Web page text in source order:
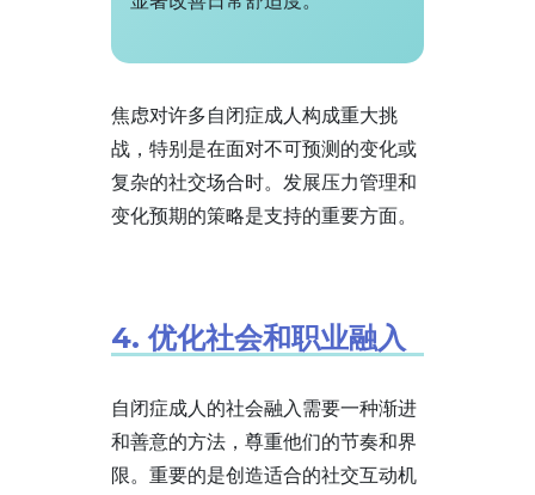
焦虑对许多自闭症成人构成重大挑
战，特别是在面对不可预测的变化或
复杂的社交场合时。发展压力管理和
变化预期的策略是支持的重要方面。
4. 优化社会和职业融入
自闭症成人的社会融入需要一种渐进
和善意的方法，尊重他们的节奏和界
限。重要的是创造适合的社交互动机